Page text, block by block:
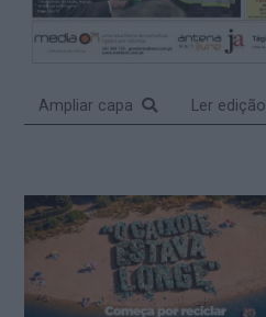
Ampliar capa Ler edição